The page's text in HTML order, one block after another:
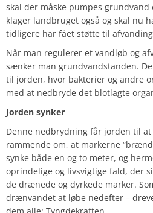
skal der måske pumpes
klager landbruget også og skal nu
tidligere har fået støtte til
Når man regulerer et vandløb og
sænker man grundvandstanden.
til jorden, hvor bakterier og andre
med at nedbryde det blotlagte
Jorden synker
Denne nedbrydning får jorden til
rammende om, at markerne
synke både en og to meter, og
oprindelige og livsvigtige fald, der
de drænede og dyrkede marker.
drænvandet at løbe nedefter –
dem alle: Tyngdekraften.